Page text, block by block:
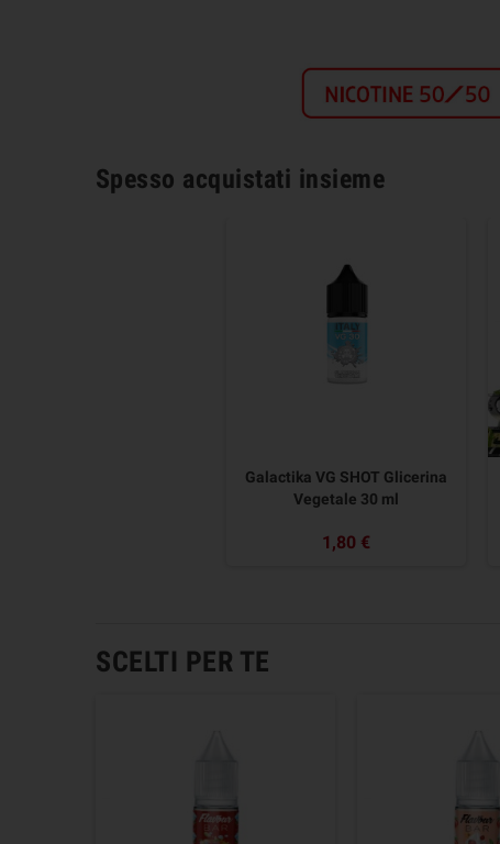
Spesso acquistati insieme
Galactika VG SHOT Glicerina
Vegetale 30 ml
1,80 €
SCELTI PER TE